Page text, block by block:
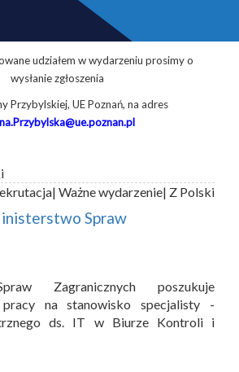
udziałem w wydarzeniu prosimy o
wysłanie zgłoszenia
Przybylskiej, UE Poznań, na adres
| Ważne wydarzenie| Z Polski
Spraw
Zagranicznych poszukuje
na stanowisko specjalisty -
ds. IT w Biurze Kontroli i